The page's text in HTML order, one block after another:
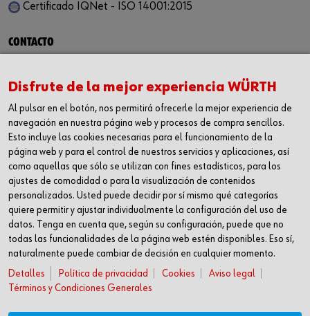
Certificado IQNet - ISO 14001:2015
CONTACTO
Carrer dels Joiers, 21
08184 Palau-solità i Plegamans
Barcelona
Inc. Reg. Merc. de Barcelona
Tomo 31268
Folio 81
Hoja B-192462 Incscrip. 1a
CIF – A61818670
T +34 938.602.110
F +34 938.643.332
industria@wurth-industria.es
SÍGUENOS
Linkedin
YouTube
Disfrute de la mejor experiencia WÜRTH
Al pulsar en el botón, nos permitirá ofrecerle la mejor experiencia de
navegación en nuestra página web y procesos de compra sencillos.
Esto incluye las cookies necesarias para el funcionamiento de la
página web y para el control de nuestros servicios y aplicaciones, así
como aquellas que sólo se utilizan con fines estadísticos, para los
ajustes de comodidad o para la visualización de contenidos
personalizados. Usted puede decidir por sí mismo qué categorías
quiere permitir y ajustar individualmente la configuración del uso de
datos. Tenga en cuenta que, según su configuración, puede que no
todas las funcionalidades de la página web estén disponibles. Eso sí,
naturalmente puede cambiar de decisión en cualquier momento.
Detalles
Política de privacidad Cookies
Aviso legal
Términos y Condiciones Generales